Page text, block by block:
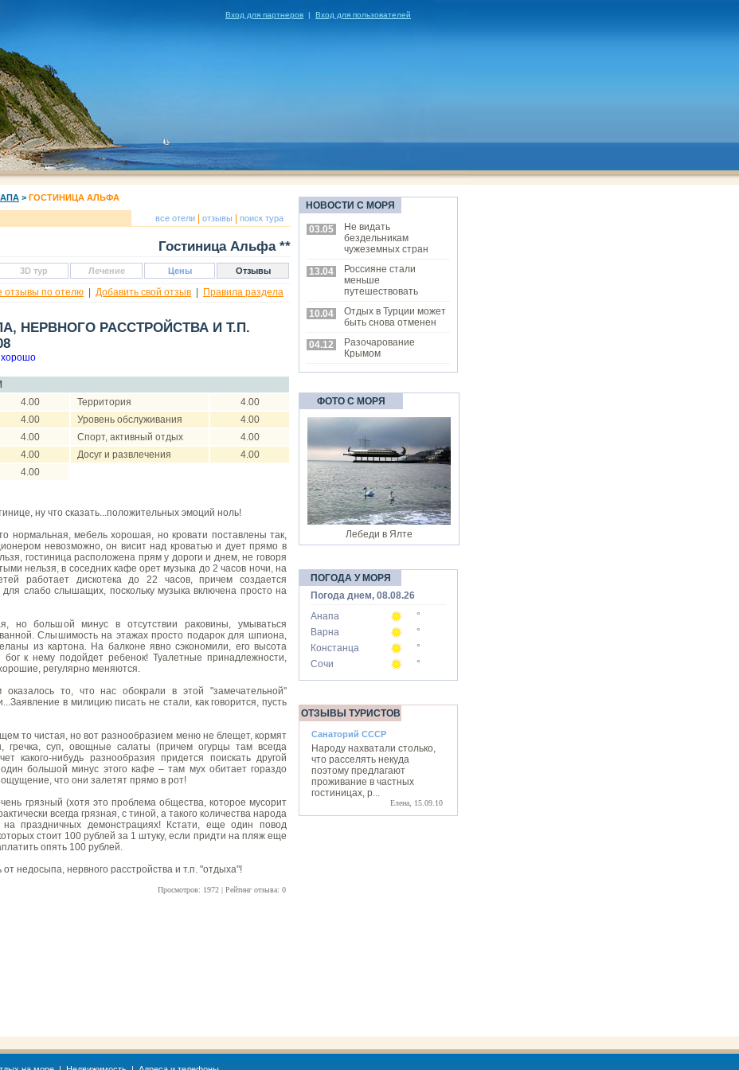
Вход для партнеров | Вход для пользователей
> ГОСТИНИЦА АЛЬФА
все отели отзывы поиск тура
Гостиница Альфа **
3D тур Лечение Цены Отзывы
отзывы по отелю Добавить свой отзыв Правила раздела
НЕРВНОГО РАССТРОЙСТВА И Т.П.
хорошо
4.00 Территория
4.00
4.00 Уровень обслуживания
4.00
4.00 Спорт, активный отдых
4.00
4.00 Досуг и развлечения
4.00
4.00
ну что сказать...положительных эмоций ноль!
нормальная, мебель хорошая, но кровати поставлены так,
невозможно, он висит над кроватью и дует прямо в
гостиница расположена прям у дороги и днем, не говоря
нельзя, в соседних кафе орет музыка до 2 часов ночи, на
работает дискотека до 22 часов, причем создается
для слабо слышащих, поскольку музыка включена просто на
но большой минус в отсутствии раковины, умываться
Слышимость на этажах просто подарок для шпиона,
из картона. На балконе явно сэкономили, его высота
к нему подойдет ребенок! Туалетные принадлежности,
регулярно меняются.
то, что нас обокрали в этой "замечательной"
в милицию писать не стали, как говорится, пусть
то чистая, но вот разнообразием меню не блещет, кормят
гречка, суп, овощные салаты (причем огурцы там всегда
какого-нибудь разнообразия придется поискать другой
большой минус этого кафе – там мух обитает гораздо
что они залетят прямо в рот!
грязный (хотя это проблема общества, которое мусорит
всегда грязная, с тиной, а такого количества народа
праздничных демонстрациях! Кстати, еще один повод
стоит 100 рублей за 1 штуку, если придти на пляж еще
опять 100 рублей.
недосыпа, нервного расстройства и т.п. "отдыха"!
Просмотров: 1972 | Рейтинг отзыва: 0
НОВОСТИ С МОРЯ
03.05
Не видать
бездельникам
чужеземных стран
13.04
Россияне стали
меньше
путешествовать
10.04
Отдых в Турции может
быть снова отменен
04.12
Разочарование
Крымом
ФОТО С МОРЯ
Лебеди в Ялте
ПОГОДА У МОРЯ
Погода днем, 08.08.26
Анапа
°
Варна
°
Констанца
°
Сочи
°
ОТЗЫВЫ ТУРИСТОВ
Санаторий СССР
Народу нахватали столько,
что расселять некуда
поэтому предлагают
проживание в частных
гостиницах, р...
Елена, 15.09.10